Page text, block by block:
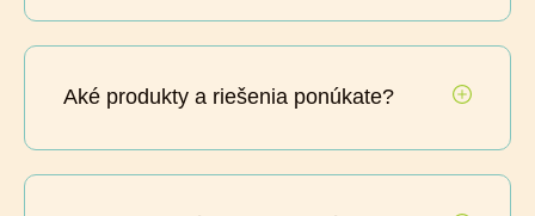
Aké produkty a riešenia ponúkate?